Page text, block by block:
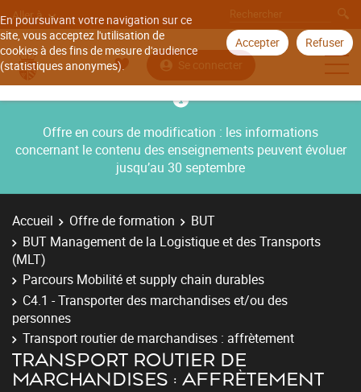
En poursuivant votre navigation sur ce
site, vous acceptez l'utilisation de
cookies à des fins de mesure d'audience
(statistiques anonymes).
Accepter Refuser
Aller à
Se connecter
Offre en cours de modification : les informations
concernant le contenu des enseignements peuvent évoluer
jusqu’au 30 septembre
Accueil Offre de formation
BUT
BUT Management de la Logistique et des Transports
(MLT)
Parcours Mobilité et supply chain durables
C4.1 - Transporter des marchandises et/ou des
personnes
Transport routier de marchandises : affrètement
TRANSPORT ROUTIER DE
MARCHANDISES : AFFRÈTEMENT